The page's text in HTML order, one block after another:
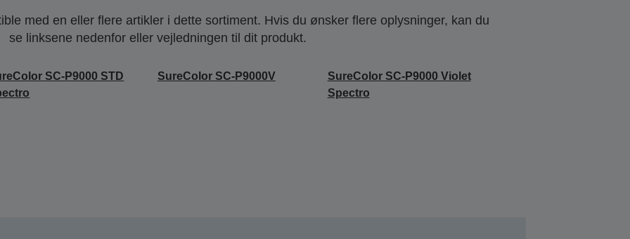
med en eller flere artikler i dette sortiment. Hvis du ønsker flere oplysninger, kan du
se linksene nedenfor eller vejledningen til dit produkt.
SC-P9000 STD
SureColor SC-P9000V
SureColor SC-P9000 Violet
Spectro